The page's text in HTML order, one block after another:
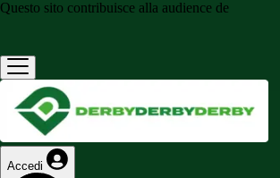
Questo sito contribuisce alla audience de
Accedi